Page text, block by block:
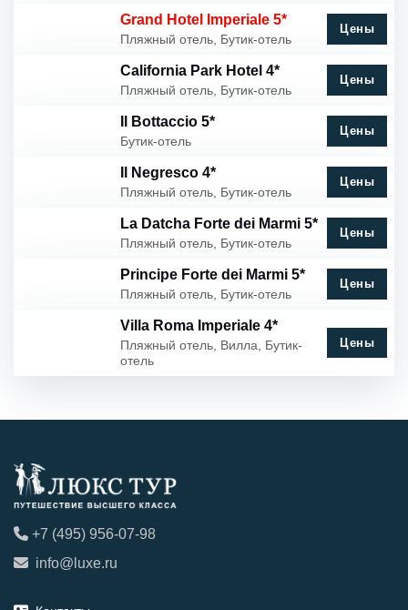
Grand Hotel Imperiale 5*
Пляжный отель, Бутик-отель
Цены
California Park Hotel 4*
Пляжный отель, Бутик-отель
Цены
Il Bottaccio 5*
Бутик-отель
Цены
Il Negresco 4*
Пляжный отель, Бутик-отель
Цены
La Datcha Forte dei Marmi 5*
Пляжный отель, Бутик-отель
Цены
Principe Forte dei Marmi 5*
Пляжный отель, Бутик-отель
Цены
Villa Roma Imperiale 4*
Пляжный отель, Вилла, Бутик-
отель
Цены
+7 (495) 956-07-98
info@luxe.ru